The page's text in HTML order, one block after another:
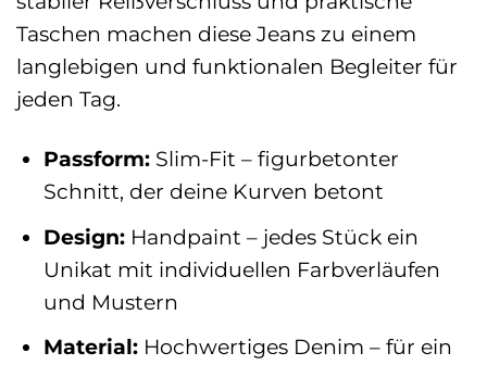
Taschen machen diese Jeans zu einem
langlebigen und funktionalen Begleiter für
jeden Tag.
Passform:Slim-Fit – figurbetonter
Schnitt, der deine Kurven betont
Design:Handpaint – jedes Stück ein
Unikat mit individuellen Farbverläufen
und Mustern
Material:Hochwertiges Denim – für ein